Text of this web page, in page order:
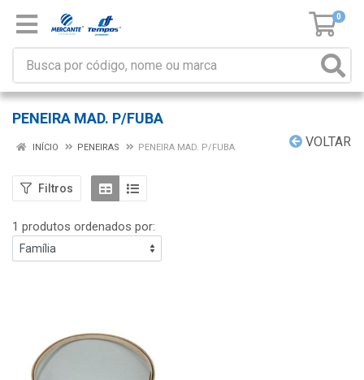
0
PENEIRA MAD. P/FUBA
VOLTAR
INÍCIO PENEIRAS PENEIRA MAD. P/FUBA
Filtros
1 produtos ordenados por: